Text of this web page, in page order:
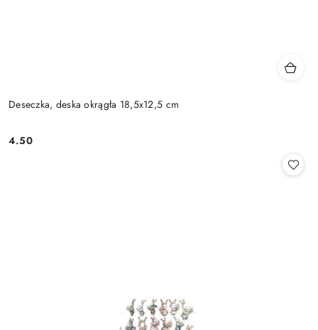
Deseczka, deska okrągła 18,5x12,5 cm
Cena:
4.50